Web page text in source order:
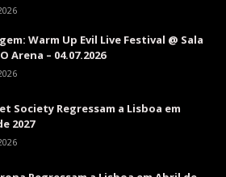
Warm Up Evil Live Festival @ Sala
Arena – 04.07.2026
Society Regressam a Lisboa em
2027